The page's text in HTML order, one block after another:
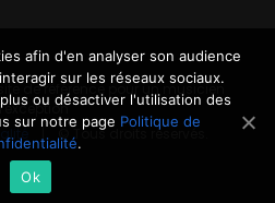
de référence pour un musicien
d'exception
| © Tous droits réservés.
afin d'en analyser son audience
sur les réseaux sociaux.
ou désactiver l'utilisation des
sur notre page Politique de
.
Ok